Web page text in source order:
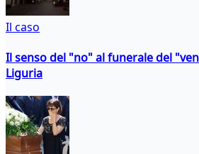
Il caso
Il senso del "no" al funerale del
Liguria